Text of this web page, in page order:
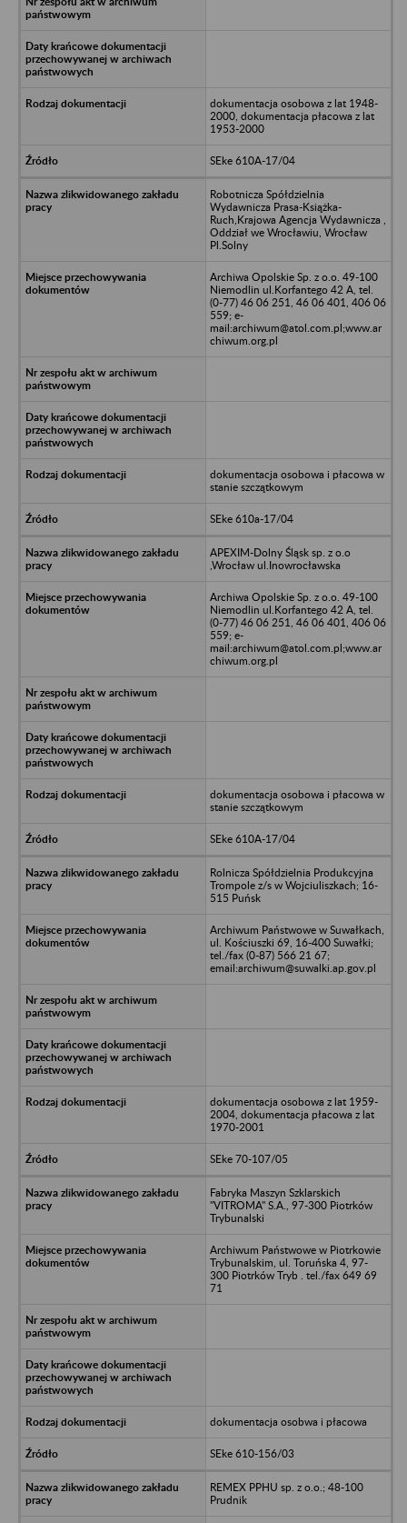
dokumentacja osobowa z lat 1948-
2000, dokumentacja płacowa z lat
1953-2000
SEke 610A-17/04
Robotnicza Spółdzielnia
Wydawnicza Prasa-Książka-
Ruch,Krajowa Agencja Wydawnicza ,
Oddział we Wrocławiu, Wrocław
Pl.Solny
Archiwa Opolskie Sp. z o.o. 49-100
Niemodlin ul.Korfantego 42 A, tel.
(0-77) 46 06 251, 46 06 401, 406 06
559; e-
mail:archiwum@atol.com.pl;www.ar
chiwum.org.pl
dokumentacja osobowa i płacowa w
stanie szczątkowym
SEke 610a-17/04
APEXIM-Dolny Śląsk sp. z o.o
,Wrocław ul.Inowrocławska
Archiwa Opolskie Sp. z o.o. 49-100
Niemodlin ul.Korfantego 42 A, tel.
(0-77) 46 06 251, 46 06 401, 406 06
559; e-
mail:archiwum@atol.com.pl;www.ar
chiwum.org.pl
dokumentacja osobowa i płacowa w
stanie szczątkowym
SEke 610A-17/04
Rolnicza Spółdzielnia Produkcyjna
Trompole z/s w Wojciuliszkach; 16-
515 Puńsk
Archiwum Państwowe w Suwałkach,
ul. Kościuszki 69, 16-400 Suwałki;
tel./fax (0-87) 566 21 67;
email:archiwum@suwalki.ap.gov.pl
dokumentacja osobowa z lat 1959-
2004, dokumentacja płacowa z lat
1970-2001
SEke 70-107/05
Fabryka Maszyn Szklarskich
"VITROMA" S.A., 97-300 Piotrków
Trybunalski
Archiwum Państwowe w Piotrkowie
Trybunalskim, ul. Toruńska 4, 97-
300 Piotrków Tryb . tel./fax 649 69
71
dokumentacja osobwa i płacowa
SEke 610-156/03
REMEX PPHU sp. z o.o.; 48-100
Prudnik